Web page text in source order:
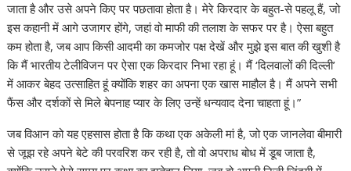
जाता है और उसे अपने किए पर पछतावा होता है। मेरे किरदार के बहुत-से पहलू हैं, जो
इस कहानी में आगे उजागर होंगे, जहां वो माफी की तलाश के सफर पर है। ऐसा बहुत
कम होता है, जब आप किसी आदमी का कमजोर पक्ष देखें और मुझे इस बात की खुशी है
कि मैं भारतीय टेलीविजन पर ऐसा एक किरदार निभा रहा हूं। मैं ‘दिलवालों की दिल्ली’
में आकर बेहद उत्साहित हूं क्योंकि शहर का अपना एक खास माहौल है। मैं अपने सभी
फैंस और दर्शकों से मिले बेपनाह प्यार के लिए उन्हें धन्यवाद देना चाहता हूं।”
जब विआन को यह एहसास होता है कि कथा एक अकेली मां है, जो एक जानलेवा बीमारी
से जूझ रहे अपने बेटे की परवरिश कर रही है, तो वो अपराध बोध में डूब जाता है,